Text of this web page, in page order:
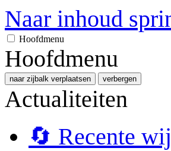
Naar inhoud
Hoofdmenu
Hoofdmenu
naar zijbalk verplaatsen verbergen
Actualiteiten
🔄 Recente